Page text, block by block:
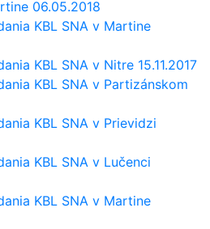
06.05.2018
KBL SNA v Martine
KBL SNA v Nitre 15.11.2017
KBL SNA v Partizánskom
KBL SNA v Prievidzi
KBL SNA v Lučenci
KBL SNA v Martine